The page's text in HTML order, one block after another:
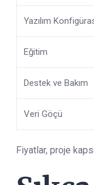
Yazılım
Eğitim
Destek ve Bakım
Veri Göçü
Fiyatlar, proje